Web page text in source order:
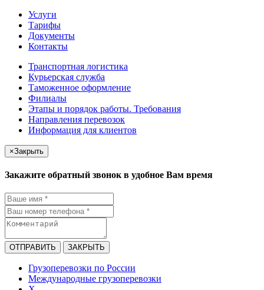
Услуги
Тарифы
Документы
Контакты
Транспортная логистика
Курьерская служба
Таможенное оформление
Филиалы
Этапы и порядок работы. Требования
Направления перевозок
Информация для клиентов
×Закрыть
Закажите обратный звонок в удобное Вам время
ОТПРАВИТЬ ЗАКРЫТЬ
Грузоперевозки по России
Международные грузоперевозки